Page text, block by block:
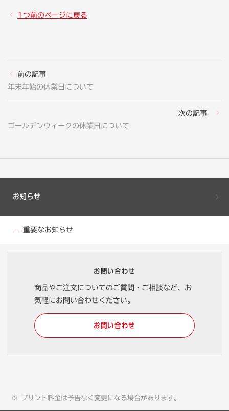
1つ前のページに戻る
前の記事
年末年始の休業日について
次の記事
ゴールデンウィークの休業日について
お知らせ
重要なお知らせ
お問い合わせ
商品やご注文についてのご質問・ご相談など、お
気軽にお問い合わせください。
お問い合わせ
プリント料金は予告なく変更になる場合があります。